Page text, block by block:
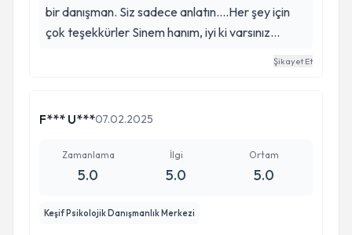
bir danışman. Siz sadece anlatın....Her şey için
çok teşekkürler Sinem hanım, iyi ki varsınız...
Şikayet Et
F*** U***07.02.2025
Zamanlama
5.0
İlgi
5.0
Ortam
5.0
Keşif Psikolojik Danışmanlık Merkezi